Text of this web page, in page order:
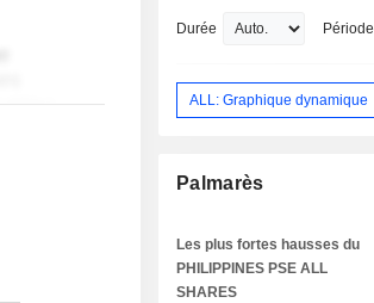
Durée Période
ALL: Graphique dynamique
Palmarès
Les plus fortes hausses du
PHILIPPINES PSE ALL
SHARES